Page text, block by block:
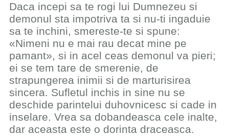
Daca incepi sa te rogi lui Dumnezeu si
demonul sta impotriva ta si nu-ti ingaduie
sa te inchini, smereste-te si spune:
«Nimeni nu e mai rau decat mine pe
pamant», si in acel ceas demonul va pieri;
ei se tem tare de smerenie, de
strapungerea inimii si de marturisirea
sincera. Sufletul inchis in sine nu se
deschide parintelui duhovnicesc si cade in
inselare. Vrea sa dobandeasca cele inalte,
dar aceasta este o dorinta draceasca.